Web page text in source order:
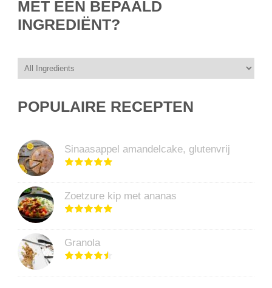
MET EEN BEPAALD
INGREDIËNT?
POPULAIRE RECEPTEN
Sinaasappel amandelcake, glutenvrij
Zoetzure kip met ananas
Granola